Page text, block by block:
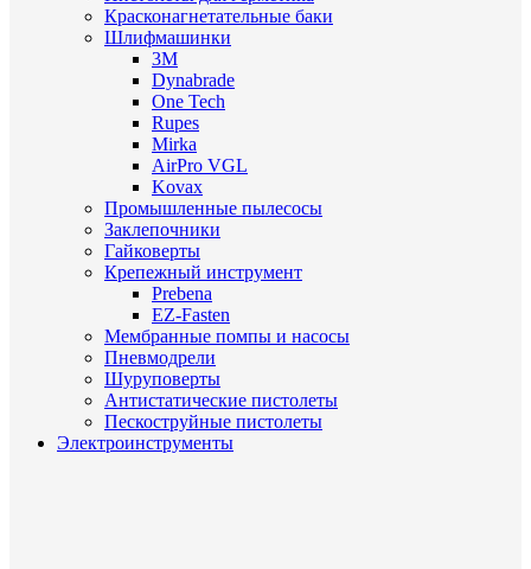
Красконагнетательные баки
Шлифмашинки
3M
Dynabrade
One Tech
Rupes
Mirka
AirPro VGL
Kovax
Промышленные пылесосы
Заклепочники
Гайковерты
Крепежный инструмент
Prebena
EZ-Fasten
Мембранные помпы и насосы
Пневмодрели
Шуруповерты
Антистатические пистолеты
Пескоструйные пистолеты
Электроинструменты